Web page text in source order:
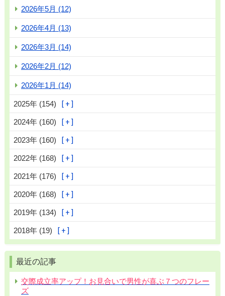
2026年5月 (12)
2026年4月 (13)
2026年3月 (14)
2026年2月 (12)
2026年1月 (14)
2025年 (154)
2024年 (160)
2023年 (160)
2022年 (168)
2021年 (176)
2020年 (168)
2019年 (134)
2018年 (19)
最近の記事
交際成立率アップ！お見合いで男性が喜ぶ７つのフレー
ズ